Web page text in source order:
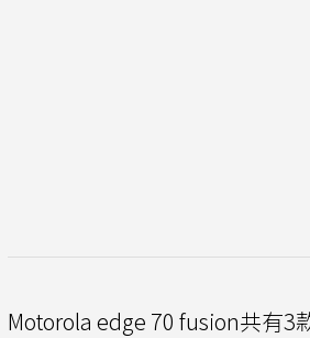
Motorola edge 70 fusion共有3